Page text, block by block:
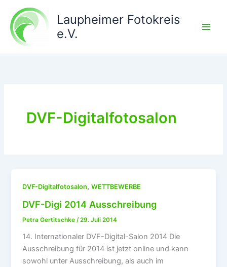
Inhalt
springen
Laupheimer Fotokreis
e.V.
DVF-Digitalfotosalon
DVF-Digitalfotosalon,WETTBEWERBE
DVF-Digi 2014 Ausschreibung
Petra Gertitschke /29. Juli 2014
14. Internationaler DVF-Digital-Salon 2014 Die
Ausschreibung für 2014 ist jetzt online und kann
sowohl unter Ausschreibung, als auch im